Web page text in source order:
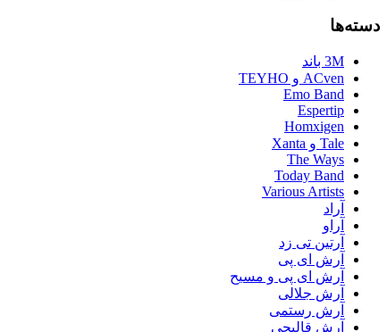
دسته‌ها
3M باند
ACven و TEYHO
Emo Band
Espertip
Homxigen
Tale و Xanta
The Ways
Today Band
Various Artists
آراد
آراو
آرتین تی زد
آرش ای پی
آرش ای پی و مسیح
آرش جلالی
آرش رستمی
آرش قالیچی